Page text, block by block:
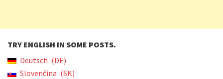
TRY ENGLISH IN SOME POSTS.
Deutsch
DE
Slovenčina
SK